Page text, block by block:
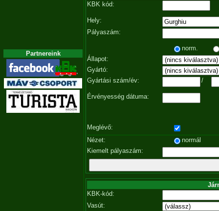
Partnereink
KBK kód:
Hely:
Pályaszám:
norm.
Állapot:
Gyártó:
Gyártási szám/év:
/
Érvényesség dátuma:
Meglévő:
Nézet:
normál
Kiemelt pályaszám:
KBK-kód:
Vasút: